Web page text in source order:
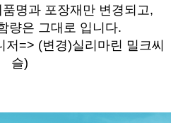
품명과 포장재만 변경되고,
량은 그대로 입니다.
저=> (변경)실리마린 밀크씨
슬)